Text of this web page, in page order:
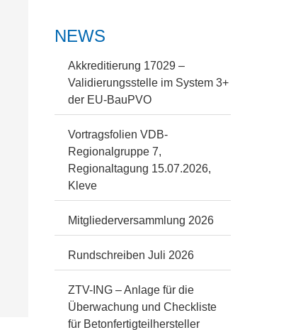
NEWS
Akkreditierung 17029 –
Validierungsstelle im System 3+
der EU-BauPVO
Vortragsfolien VDB-
Regionalgruppe 7,
Regionaltagung 15.07.2026,
Kleve
Mitgliederversammlung 2026
Rundschreiben Juli 2026
ZTV-ING – Anlage für die
Überwachung und Checkliste
für Betonfertigteilhersteller